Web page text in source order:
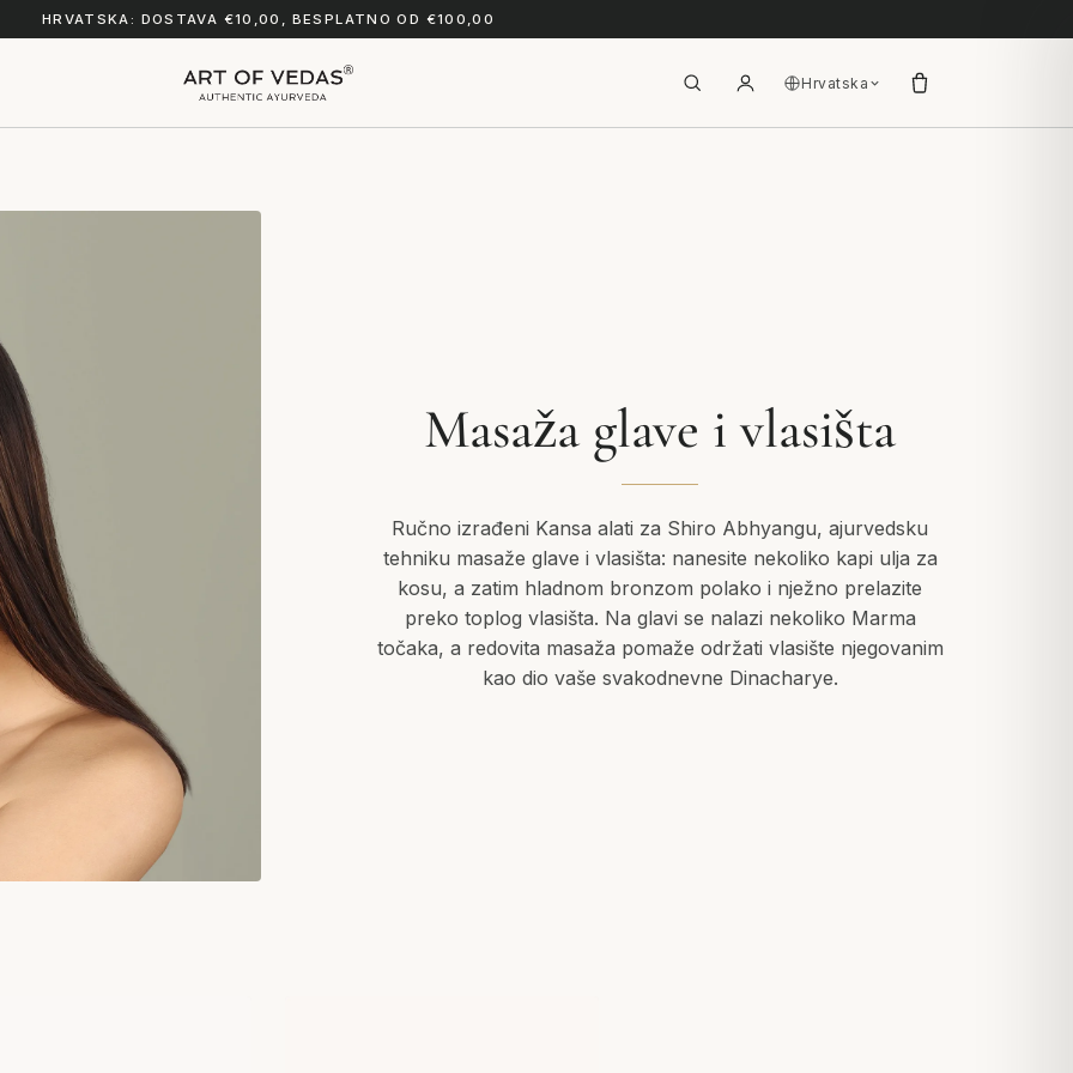
HRVATSKA: DOSTAVA €10,00, BESPLATNO OD €100,00
Hrvatska
Masaža glave i vlasišta
Ručno izrađeni Kansa alati za Shiro Abhyangu, ajurvedsku
tehniku masaže glave i vlasišta: nanesite nekoliko kapi ulja za
kosu, a zatim hladnom bronzom polako i nježno prelazite
preko toplog vlasišta. Na glavi se nalazi nekoliko Marma
točaka, a redovita masaža pomaže održati vlasište njegovanim
kao dio vaše svakodnevne Dinacharye.